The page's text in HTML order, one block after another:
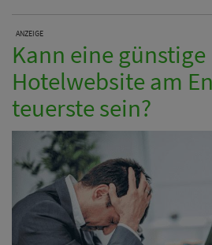
ANZEIGE
Kann eine günstige
Hotelwebsite am
teuerste sein?